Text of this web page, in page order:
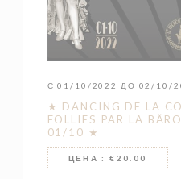
С 01/10/2022 ДО 02/10/
★ DANCING DE LA
FOLLIES PAR LA
01/10 ★
ЦЕНА : €20.00